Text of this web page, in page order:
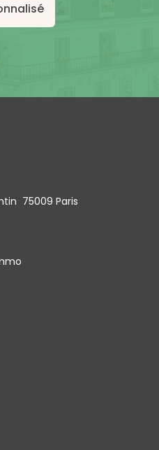
75009 Paris